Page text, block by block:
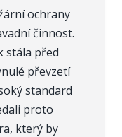
ochrany
činnost.
stála před
převzetí
standard
proto
který by